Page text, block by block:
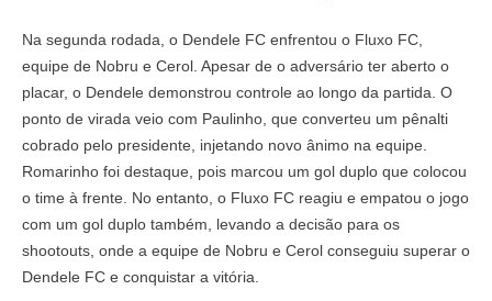
Na segunda rodada, o Dendele FC enfrentou o Fluxo FC,
equipe de Nobru e Cerol. Apesar de o adversário ter aberto o
placar, o Dendele demonstrou controle ao longo da partida. O
ponto de virada veio com Paulinho, que converteu um pênalti
cobrado pelo presidente, injetando novo ânimo na equipe.
Romarinho foi destaque, pois marcou um gol duplo que colocou
o time à frente. No entanto, o Fluxo FC reagiu e empatou o jogo
com um gol duplo também, levando a decisão para os
shootouts, onde a equipe de Nobru e Cerol conseguiu superar o
Dendele FC e conquistar a vitória.